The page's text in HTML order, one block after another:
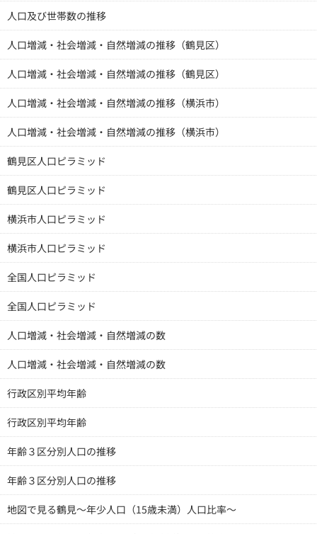
人口及び世帯数の推移
人口増減・社会増減・自然増減の推移（鶴見区）
人口増減・社会増減・自然増減の推移（鶴見区）
人口増減・社会増減・自然増減の推移（横浜市）
人口増減・社会増減・自然増減の推移（横浜市）
鶴見区人口ピラミッド
鶴見区人口ピラミッド
横浜市人口ピラミッド
横浜市人口ピラミッド
全国人口ピラミッド
全国人口ピラミッド
人口増減・社会増減・自然増減の数
人口増減・社会増減・自然増減の数
行政区別平均年齢
行政区別平均年齢
年齢３区分別人口の推移
年齢３区分別人口の推移
地図で見る鶴見～年少人口（15歳未満）人口比率～